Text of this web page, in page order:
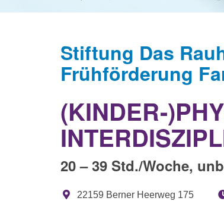
Stiftung Das
Frühförderung
(KINDER-
20 – 39 Std./Woche,
22159 Berner Heerweg 175